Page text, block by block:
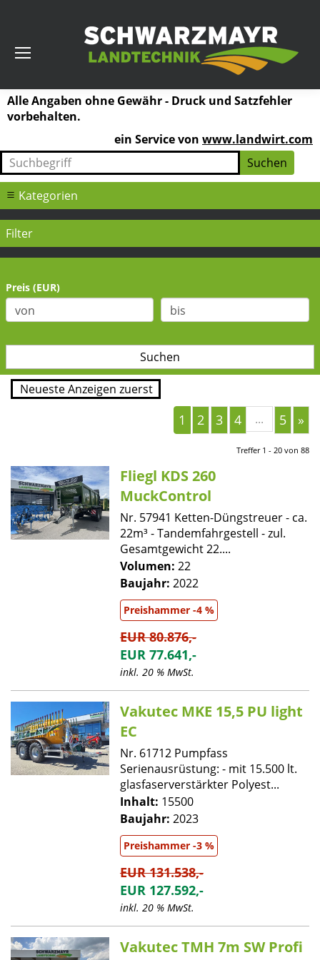
Kategorien
Filter
Preis (EUR)
1 2 3 4 ... 5 »
Treffer 1 - 20 von 88
Fliegl KDS 260
MuckControl
Nr. 57941 Ketten-Düngstreuer - ca.
22m³ - Tandemfahrgestell - zul.
Gesamtgewicht 22....
Volumen: 22
Baujahr: 2022
Preishammer -4 %
EUR 80.876,-
EUR 77.641,-
inkl. 20 % MwSt.
Vakutec MKE 15,5 PU light
EC
Nr. 61712 Pumpfass
Serienausrüstung: - mit 15.500 lt.
glasfaserverstärkter Polyest...
Inhalt: 15500
Baujahr: 2023
Preishammer -3 %
EUR 131.538,-
EUR 127.592,-
inkl. 20 % MwSt.
Vakutec TMH 7m SW Profi
Alle Angaben ohne Gewähr - Druck und Satzfehler
vorbehalten.
ein Service von www.landwirt.com